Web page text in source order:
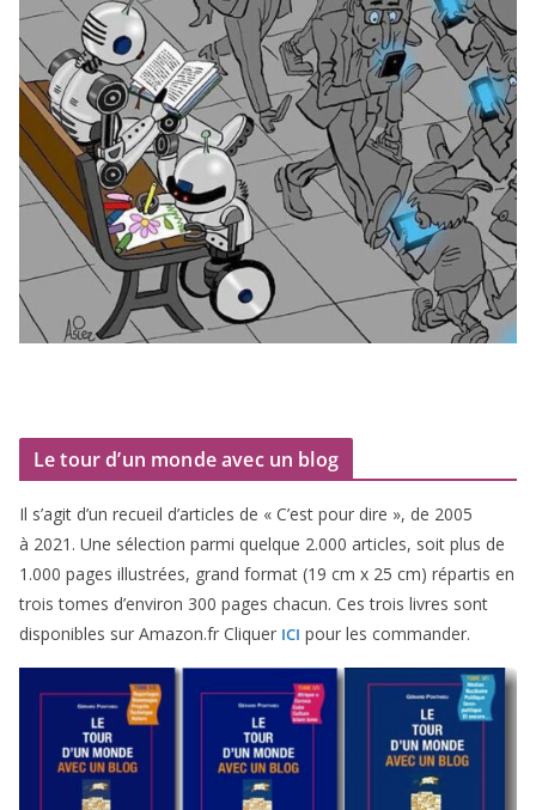
Le tour d’un monde avec un blog
Il s’agit d’un recueil d’ar­ticles de « C’est pour dire », de 2005
à 2021 . Une sélec­tion par­mi quelque 2.000 articles, soit plus de
1 .000 pages illus­trées, grand for­mat (19 cm x 25 cm) répar­tis en
trois tomes d’environ 300 pages cha­cun. Ces trois livres sont
dis­po­nibles sur Amazon​.fr Cliquer ICI pour les commander.